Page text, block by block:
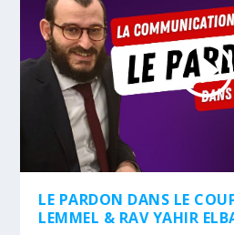
LE PARDON DANS LE
LEMMEL & RAV YAHIR